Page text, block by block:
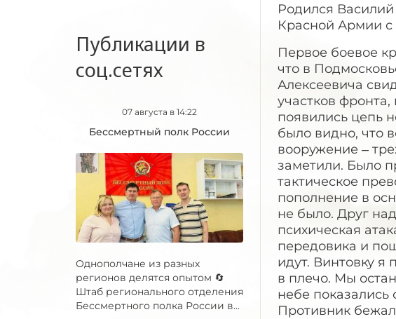
Публикации в
соц.сетях
07 августа в 14:22
Бессмертный полк России
Однополчане из разных
регионов делятся опытом 🔄
Штаб регионального отделения
Бессмертного полка России в...
Родился Василий
Красной Армии с
Первое боевое
что в
Алексеевича
участков
появились цепь
было видно, что
вооружение –
заметили. Было
тактическое
пополнение в
не было. Друг
психическая
передовика и
идут. Винтовку
в плечо. Мы
небе показались
Противник